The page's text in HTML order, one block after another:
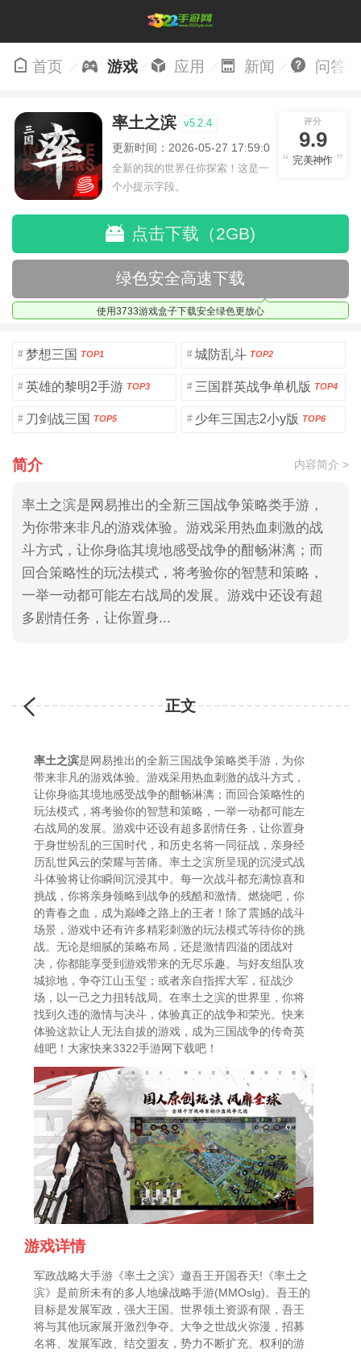
首页 游戏 应用 新闻 问答
率土之滨 v5.2.4
更新时间：2026-05-27 17:59:01
全新的我的世界任你探索！这是一
个小提示字段。
评分
9.9
完美神作
点击下载（2GB)
绿色安全高速下载
使用3733游戏盒子下载安全绿色更放心
# 梦想三国 TOP1 # 城防乱斗 TOP2
# 英雄的黎明2手游 TOP3 # 三国群英战争单机版 TOP4
# 刀剑战三国 TOP5 # 少年三国志2小y版 TOP6
简介 内容简介 >
率土之滨是网易推出的全新三国战争策略类手游，
为你带来非凡的游戏体验。游戏采用热血刺激的战
斗方式，让你身临其境地感受战争的酣畅淋漓；而
回合策略性的玩法模式，将考验你的智慧和策略，
一举一动都可能左右战局的发展。游戏中还设有超
多剧情任务，让你置身...
正文
率土之滨是网易推出的全新三国战争策略类手游，为你
带来非凡的游戏体验。游戏采用热血刺激的战斗方式，
让你身临其境地感受战争的酣畅淋漓；而回合策略性的
玩法模式，将考验你的智慧和策略，一举一动都可能左
右战局的发展。游戏中还设有超多剧情任务，让你置身
于身世纷乱的三国时代，和历史名将一同征战，亲身经
历乱世风云的荣耀与苦痛。率土之滨所呈现的沉浸式战
斗体验将让你瞬间沉浸其中。每一次战斗都充满惊喜和
挑战，你将亲身领略到战争的残酷和激情。燃烧吧，你
的青春之血，成为巅峰之路上的王者！除了震撼的战斗
场景，游戏中还有许多精彩刺激的玩法模式等待你的挑
战。无论是细腻的策略布局，还是激情四溢的团战对
决，你都能享受到游戏带来的无尽乐趣。与好友组队攻
城掠地，争夺江山玉玺；或者亲自指挥大军，征战沙
场，以一己之力扭转战局。在率土之滨的世界里，你将
找到久违的激情与决斗，体验真正的战争和荣光。快来
体验这款让人无法自拔的游戏，成为三国战争的传奇英
雄吧！大家快来3322手游网下载吧！
游戏详情
军政战略大手游《率土之滨》邀吾王开国吞天!《率土之
滨》是前所未有的多人地缘战略手游(MMOslg)。吾王的
目标是发展军政，强大王国。世界领土资源有限，吾王
将与其他玩家展开激烈争夺。大争之世战火弥漫，招募
名将、发展军政、结交盟友，势力不断扩充。权利的游